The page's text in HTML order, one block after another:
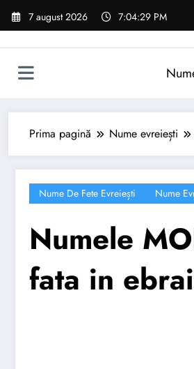
Sari
7 august 2026 7:04:30 PM
Prima pagină Nume evreiești
Nume De Fete Evreiești Nume
Numele
fata in